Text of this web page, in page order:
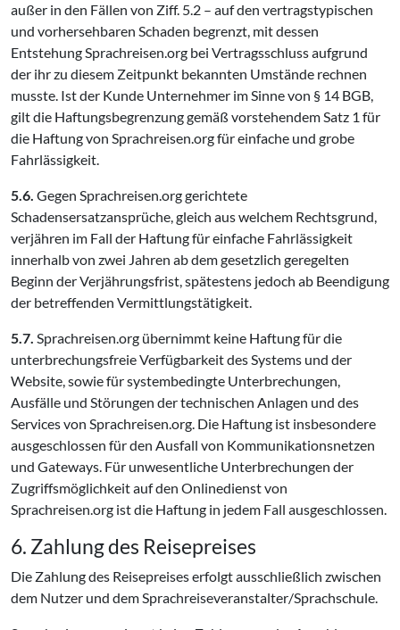
außer in den Fällen von Ziff. 5.2 – auf den vertragstypischen
und vorhersehbaren Schaden begrenzt, mit dessen
Entstehung Sprachreisen.org bei Vertragsschluss aufgrund
der ihr zu diesem Zeitpunkt bekannten Umstände rechnen
musste. Ist der Kunde Unternehmer im Sinne von § 14 BGB,
gilt die Haftungsbegrenzung gemäß vorstehendem Satz 1 für
die Haftung von Sprachreisen.org für einfache und grobe
Fahrlässigkeit.
5.6. Gegen Sprachreisen.org gerichtete
Schadensersatzansprüche, gleich aus welchem Rechtsgrund,
verjähren im Fall der Haftung für einfache Fahrlässigkeit
innerhalb von zwei Jahren ab dem gesetzlich geregelten
Beginn der Verjährungsfrist, spätestens jedoch ab Beendigung
der betreffenden Vermittlungstätigkeit.
5.7. Sprachreisen.org übernimmt keine Haftung für die
unterbrechungsfreie Verfügbarkeit des Systems und der
Website, sowie für systembedingte Unterbrechungen,
Ausfälle und Störungen der technischen Anlagen und des
Services von Sprachreisen.org. Die Haftung ist insbesondere
ausgeschlossen für den Ausfall von Kommunikationsnetzen
und Gateways. Für unwesentliche Unterbrechungen der
Zugriffsmöglichkeit auf den Onlinedienst von
Sprachreisen.org ist die Haftung in jedem Fall ausgeschlossen.
6. Zahlung des Reisepreises
Die Zahlung des Reisepreises erfolgt ausschließlich zwischen
dem Nutzer und dem Sprachreiseveranstalter/Sprachschule.